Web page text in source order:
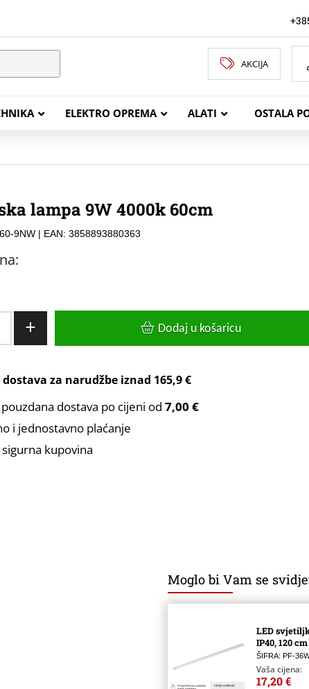
AKCIJA
ELEKTRO OPREMA ALATI OSTALA
lampa 9W 4000k 60cm
9NW| EAN: 3858893880363
+ Dodaj u košaricu
za narudžbe iznad 165,9 €
dostava po cijeni od 7,00 €
i jednostavno plaćanje
kupovina
Moglo bi Vam se
LED
IP40, 120
ŠIFRA: PF-
Vaša cijena:
17,20 €